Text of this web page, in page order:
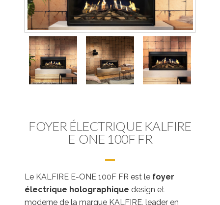
FOYER ÉLECTRIQUE KALFIRE
E-ONE 100F FR
Le KALFIRE E-ONE 100F FR est le foyer
électrique holographique design et
moderne de la marque KALFIRE, leader en